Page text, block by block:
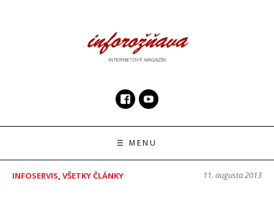
☰ MENU
INFOSERVIS, VŠETKY ČLÁNKY 11. augusta 2013